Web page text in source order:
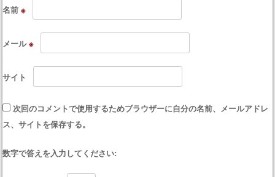
名前※
メール※
サイト
次回のコメントで使用するためブラウザーに自分の名前、メールアドレ
ス、サイトを保存する。
数字で答えを入力してください: